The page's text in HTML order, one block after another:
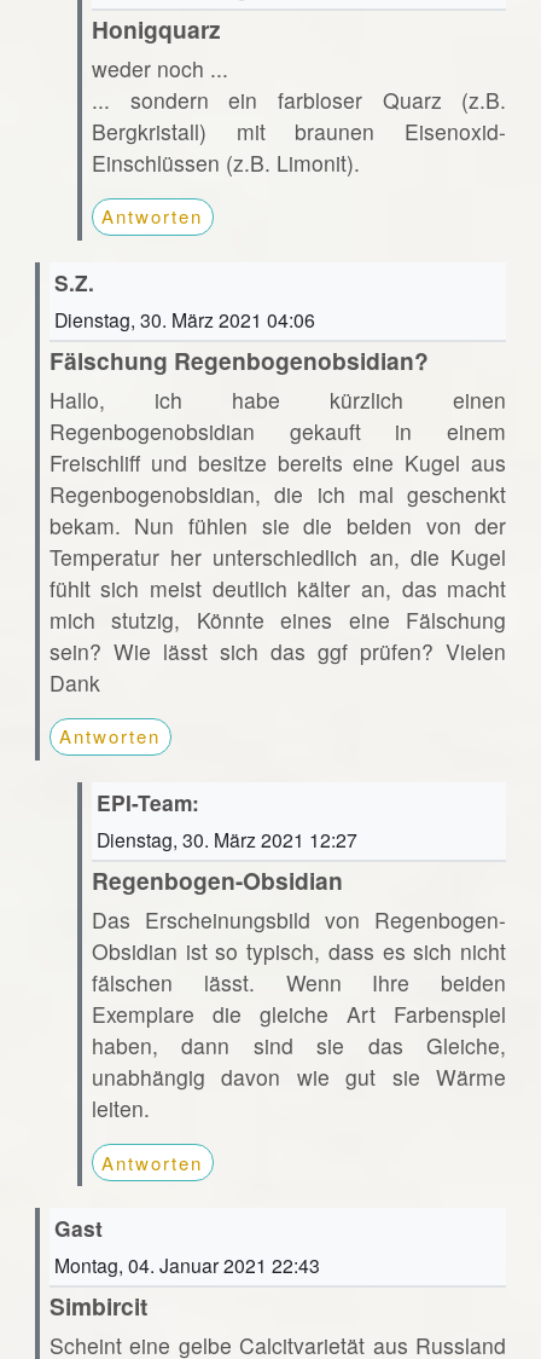
Honigquarz
weder noch ...
... sondern ein farbloser Quarz (z.B.
Bergkristall) mit braunen Eisenoxid-
Einschlüssen (z.B. Limonit).
Antworten
S.Z.
Dienstag, 30. März 2021 04:06
Fälschung Regenbogenobsidian?
Hallo, ich habe kürzlich einen
Regenbogenobsidian gekauft in einem
Freischliff und besitze bereits eine Kugel aus
Regenbogenobsidian, die ich mal geschenkt
bekam. Nun fühlen sie die beiden von der
Temperatur her unterschiedlich an, die Kugel
fühlt sich meist deutlich kälter an, das macht
mich stutzig, Könnte eines eine Fälschung
sein? Wie lässt sich das ggf prüfen? Vielen
Dank
Antworten
EPI-Team:
Dienstag, 30. März 2021 12:27
Regenbogen-Obsidian
Das Erscheinungsbild von Regenbogen-
Obsidian ist so typisch, dass es sich nicht
fälschen lässt. Wenn Ihre beiden
Exemplare die gleiche Art Farbenspiel
haben, dann sind sie das Gleiche,
unabhängig davon wie gut sie Wärme
leiten.
Antworten
Gast
Montag, 04. Januar 2021 22:43
Simbircit
Scheint eine gelbe Calcitvarietät aus Russland